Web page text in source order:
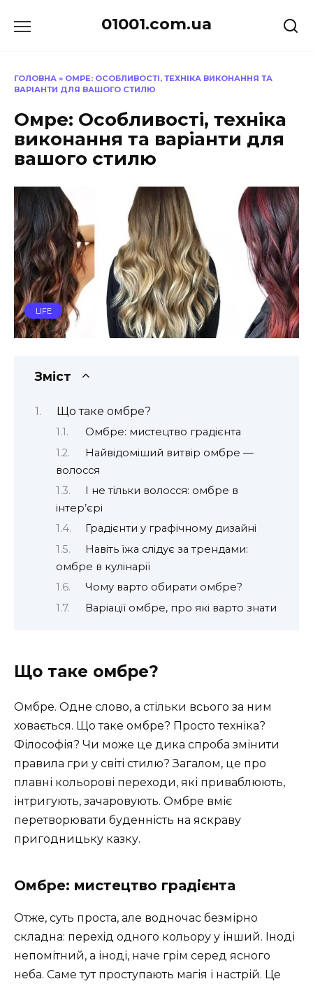
до
01001.com.ua
ГОЛОВНА » ОМРЕ: ОСОБЛИВОСТІ, ТЕХНІКА ВИКОНАННЯ ТА
ВАРІАНТИ ДЛЯ ВАШОГО СТИЛЮ
Омре: Особливості, техніка
виконання та варіанти для
вашого стилю
LIFE
Зміст
Що таке омбре?
Омбре: мистецтво градієнта
Найвідоміший витвір омбре —
волосся
І не тільки волосся: омбре в
інтер’єрі
Градієнти у графічному дизайні
Навіть їжа слідує за трендами:
омбре в кулінарії
Чому варто обирати омбре?
Варіації омбре, про які варто знати
Що таке омбре?
Омбре. Одне слово, а стільки всього за ним
ховається. Що таке омбре? Просто техніка?
Філософія? Чи може це дика спроба змінити
правила гри у світі стилю? Загалом, це про
плавні кольорові переходи, які приваблюють,
інтригують, зачаровують. Омбре вміє
перетворювати буденність на яскраву
пригодницьку казку.
Омбре: мистецтво градієнта
Отже, суть проста, але водночас безмірно
складна: перехід одного кольору у інший. Іноді
непомітний, а іноді, наче грім серед ясного
неба. Саме тут проступають магія і настрій. Це